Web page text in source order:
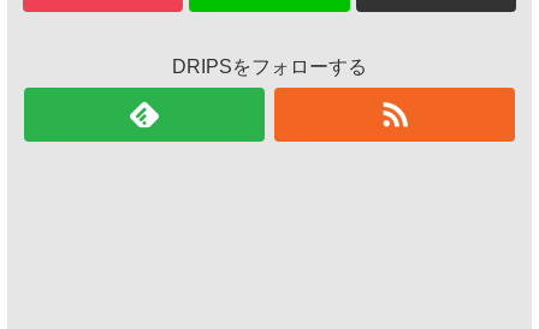
DRIPSをフォローする